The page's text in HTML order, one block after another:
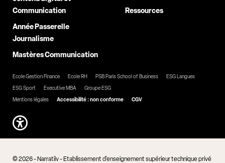
Communication
Année Passerelle
Journalisme
Mastères Communication
Ressources
Ecole Gestion Finance Ecole RH PSB Paris School of Business
ESG Langues
ESG Sport
Executive MBA
Groupe ESG
Mentions légales
Accessibilité : non conforme CGV
© 2026 - Narratiiv - Etablissement d'enseignement supérieur technique privé